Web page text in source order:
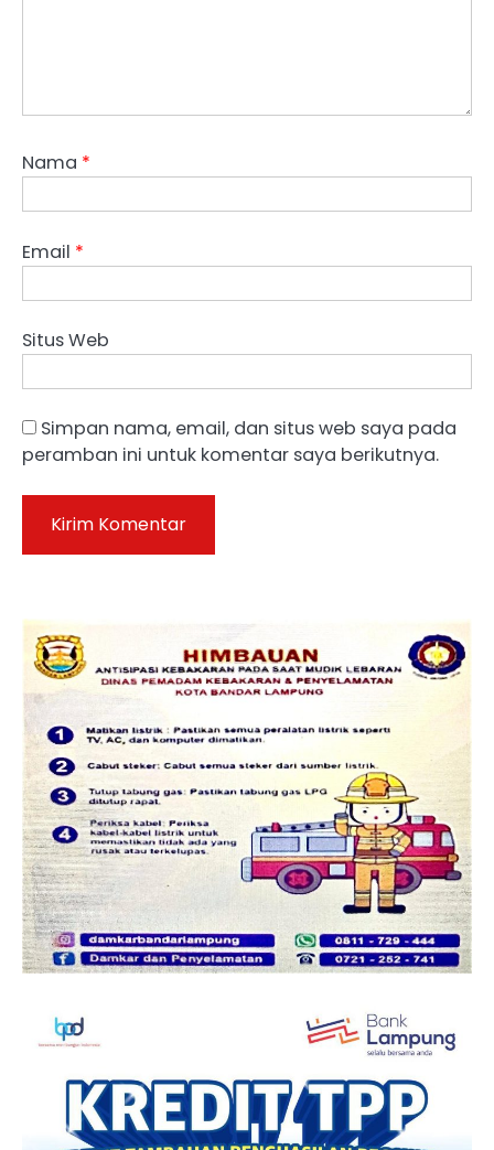
Nama *
Email *
Situs Web
Simpan nama, email, dan situs web saya pada
peramban ini untuk komentar saya berikutnya.